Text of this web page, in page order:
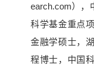
earch.com），
科学基金重点
金融学硕士，
程博士，中国